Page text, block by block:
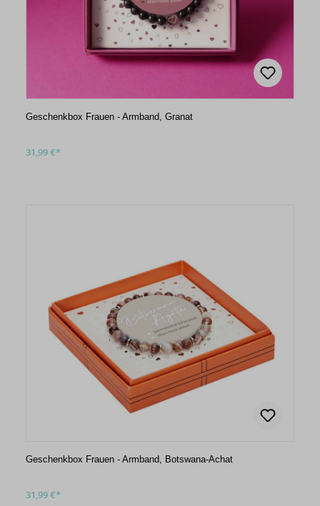
Geschenkbox Frauen - Armband, Granat
31,99 €*
Geschenkbox Frauen - Armband, Botswana-Achat
31,99 €*